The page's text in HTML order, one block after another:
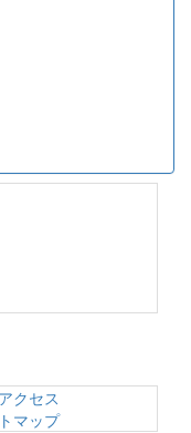
クセス
マップ